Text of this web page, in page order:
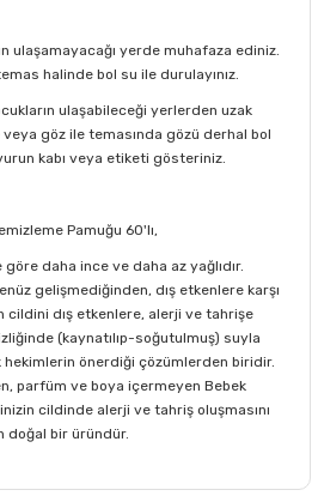
ulaşamayacağı yerde muhafaza ediniz.
halinde bol su ile durulayınız.
ulaşabileceği yerlerden uzak
göz ile temasında gözü derhal bol
kabı veya etiketi gösteriniz.
Pamuğu 60'lı,
daha ince ve daha az yağlıdır.
gelişmediğinden, dış etkenlere karşı
cildini dış etkenlere, alerji ve tahrişe
(kaynatılıp-soğutulmuş) suyla
hekimlerin önerdiği çözümlerden biridir.
parfüm ve boya içermeyen Bebek
cildinde alerji ve tahriş oluşmasını
doğal bir üründür.